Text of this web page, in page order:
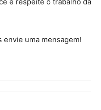
e respeite o trabalho da
envie uma mensagem!